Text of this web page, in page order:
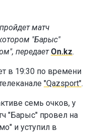
матч
"Барыс"
передает On.kz.
в 19:30 по времени
"Qazsport".
семь очков, у
"Барыс" провел на
и уступил в